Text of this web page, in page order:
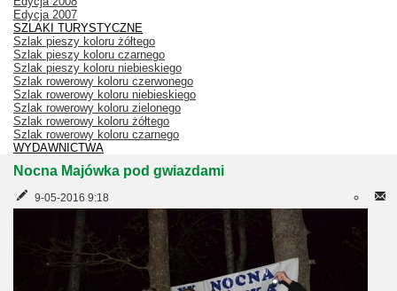
Edycja 2007
SZLAKI TURYSTYCZNE
Szlak pieszy koloru żółtego
Szlak pieszy koloru czarnego
Szlak pieszy koloru niebieskiego
Szlak rowerowy koloru czerwonego
Szlak rowerowy koloru niebieskiego
Szlak rowerowy koloru zielonego
Szlak rowerowy koloru żółtego
Szlak rowerowy koloru czarnego
WYDAWNICTWA
Nocna Majówka pod gwiazdami
9-05-2016 9:18